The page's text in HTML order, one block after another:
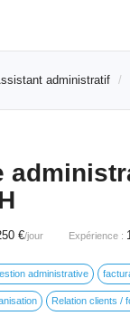
administratif
€/jour Expérience :
administrative
Relation clients /